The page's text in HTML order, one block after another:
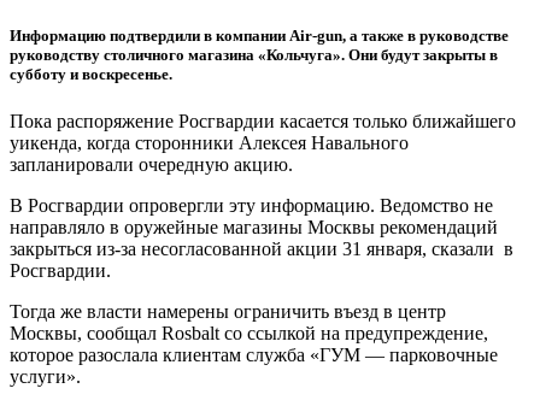
Информацию подтвердили в компании Air-gun, а также в руководстве
руководству столичного магазина «Кольчуга». Они будут закрыты в
субботу и воскресенье.
Пока распоряжение Росгвардии касается только ближайшего
уикенда, когда сторонники Алексея Навального
запланировали очередную акцию.
В Росгвардии опровергли эту информацию. Ведомство не
направляло в оружейные магазины Москвы рекомендаций
закрыться из-за несогласованной акции 31 января, сказали в
Росгвардии.
Тогда же власти намерены ограничить въезд в центр
Москвы, сообщал Rosbalt со ссылкой на предупреждение,
которое разослала клиентам служба «ГУМ — парковочные
услуги».